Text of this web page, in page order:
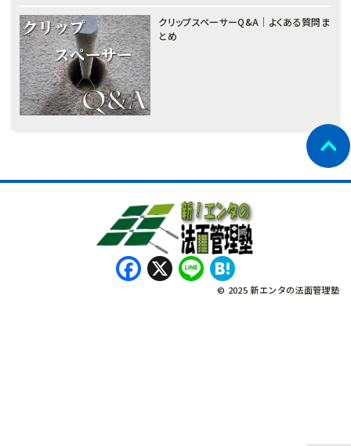
クリップスペーサーQ&A｜よくある質問ま
とめ
Facebook
X Line
© 2025 新エンタの法面管理塾